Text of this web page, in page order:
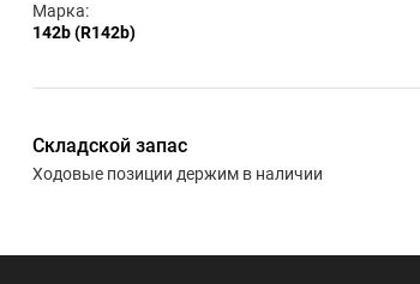
Марка:
142b (R142b)
Складской запас
Ходовые позиции держим в наличии